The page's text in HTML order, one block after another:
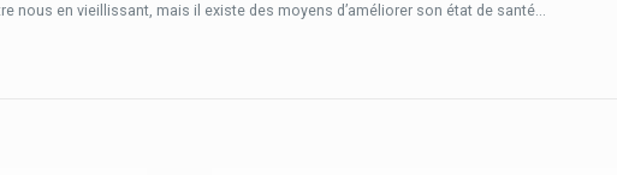
nous en vieillissant, mais il existe des moyens d’améliorer son état de santé...